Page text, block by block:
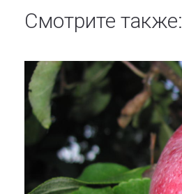
Смотрите также: